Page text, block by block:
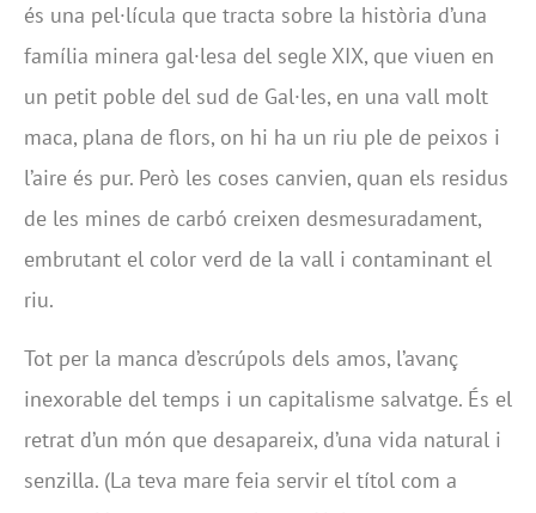
és una pel·lícula que tracta sobre la història d’una
família minera gal·lesa del segle XIX, que viuen en
un petit poble del sud de Gal·les, en una vall molt
maca, plana de flors, on hi ha un riu ple de peixos i
l’aire és pur. Però les coses canvien, quan els residus
de les mines de carbó creixen desmesuradament,
embrutant el color verd de la vall i contaminant el
riu.
Tot per la manca d’escrúpols dels amos, l’avanç
inexorable del temps i un capitalisme salvatge. És el
retrat d’un món que desapareix, d’una vida natural i
senzilla. (La teva mare feia servir el títol com a